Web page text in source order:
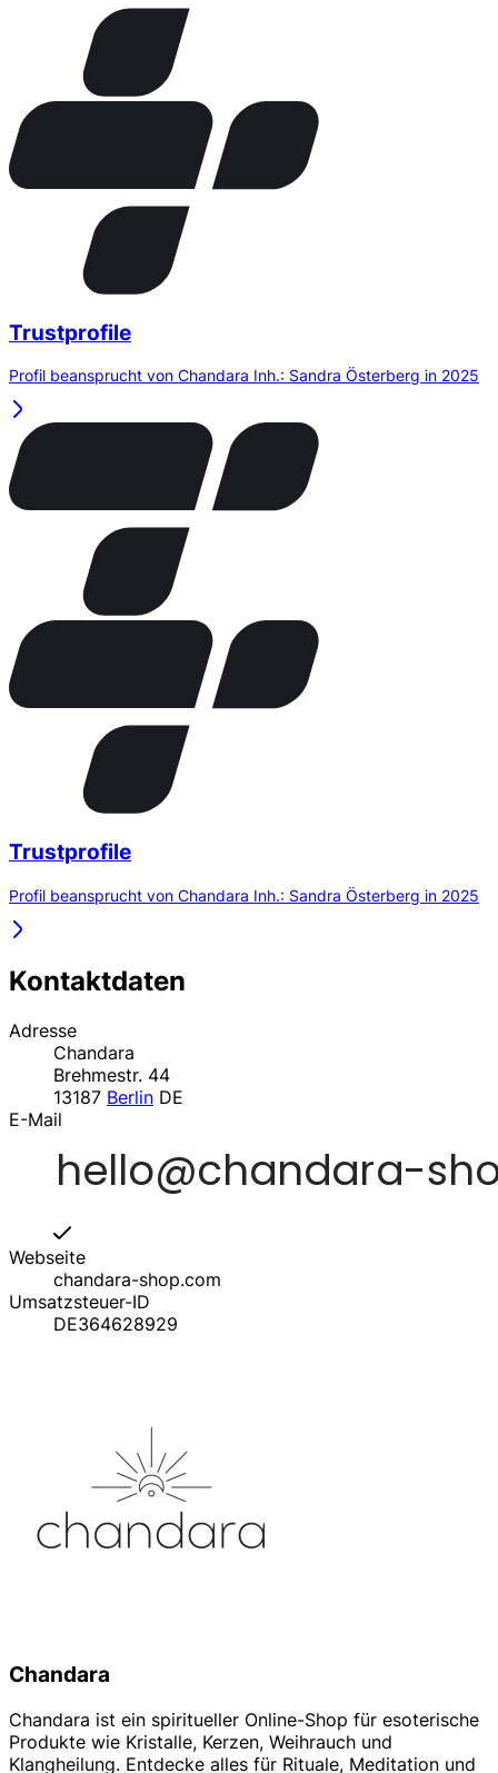
Trustprofile
Profil beansprucht von Chandara Inh.: Sandra Österberg in 2025
Trustprofile
Profil beansprucht von Chandara Inh.: Sandra Österberg in 2025
Kontaktdaten
Adresse
Chandara
Brehmestr. 44
13187 Berlin DE
E-Mail
Webseite
chandara-shop.com
Umsatzsteuer-ID
DE364628929
Chandara
Chandara ist ein spiritueller Online-Shop für esoterische
Produkte wie Kristalle, Kerzen, Weihrauch und
Klangheilung. Entdecke alles für Rituale, Meditation und